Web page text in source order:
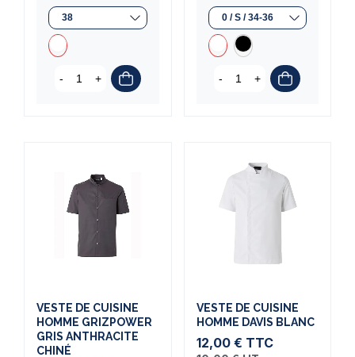
- +
(1 avis)
- +
VESTE DE CUISINE
HOMME GRIZPOWER
GRIS ANTHRACITE
CHINÉ
VESTE DE CUISINE
HOMME DAVIS BLANC
12,00 € TTC